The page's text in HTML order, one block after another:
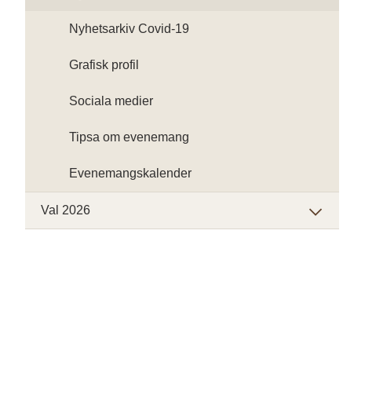
Nyhetsarkiv Covid-19
Grafisk profil
Sociala medier
Tipsa om evenemang
Evenemangskalender
Val 2026